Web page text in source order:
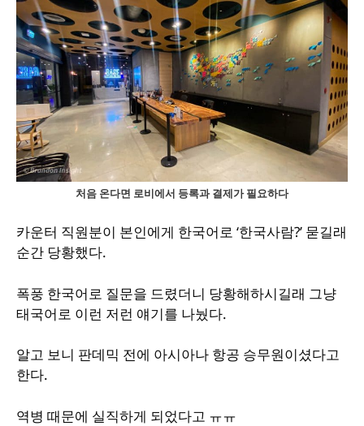
처음 온다면 로비에서 등록과 결제가 필요하다
카운터 직원분이 본인에게 한국어로 ‘한국사람?’ 묻길래
순간 당황했다.
폭풍 한국어로 질문을 드렸더니 당황해하시길래 그냥
태국어로 이런 저런 얘기를 나눴다.
알고 보니 판데믹 전에 아시아나 항공 승무원이셨다고
한다.
역병 때문에 실직하게 되었다고 ㅠㅠ